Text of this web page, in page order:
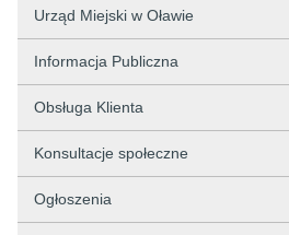
Urząd Miejski w Oławie
Informacja Publiczna
Obsługa Klienta
Konsultacje społeczne
Ogłoszenia